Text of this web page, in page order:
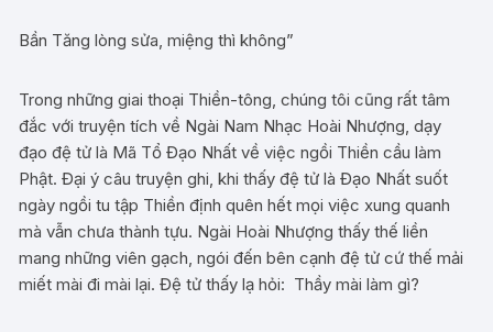
Bần Tăng lòng sửa, miệng thì không”
Trong những giai thoại Thiền-tông, chúng tôi cũng rất tâm
đắc với truyện tích về Ngài Nam Nhạc Hoài Nhượng, dạy
đạo đệ tử là Mã Tổ Đạo Nhất về việc ngồi Thiền cầu làm
Phật. Đại ý câu truyện ghi, khi thấy đệ tử là Đạo Nhất suốt
ngày ngồi tu tập Thiền định quên hết mọi việc xung quanh
mà vẫn chưa thành tựu. Ngài Hoài Nhượng thấy thế liền
mang những viên gạch, ngói đến bên cạnh đệ tử cứ thế mải
miết mài đi mài lại. Đệ tử thấy lạ hỏi: Thầy mài làm gì?